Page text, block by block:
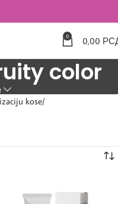
0 0,00
color
kose